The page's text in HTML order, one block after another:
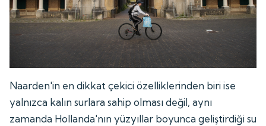
Naarden'in en dikkat çekici özelliklerinden biri ise
yalnızca kalın surlara sahip olması değil, aynı
zamanda Hollanda'nın yüzyıllar boyunca geliştirdiği su